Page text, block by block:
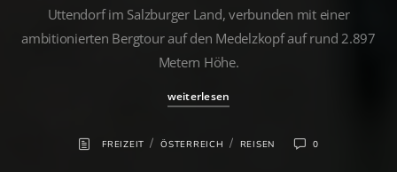
Uttendorf im Salzburger Land, verbunden mit einer
ambitionierten Bergtour auf den Medelzkopf auf rund 2.897
Metern Höhe.
weiterlesen
FREIZEIT /ÖSTERREICH / REISEN 0